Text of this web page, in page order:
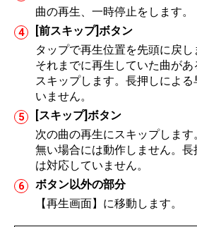
曲の再生、一時停止をします。
[前スキップ]ボタン
タップで再生位置を先頭に戻
それまでに再生していた曲が
スキップします。長押しによ
いません。
[スキップ]ボタン
次の曲の再生にスキップしま
無い場合には動作しません。
は対応していません。
ボタン以外の部分
【再生画面】に移動します。